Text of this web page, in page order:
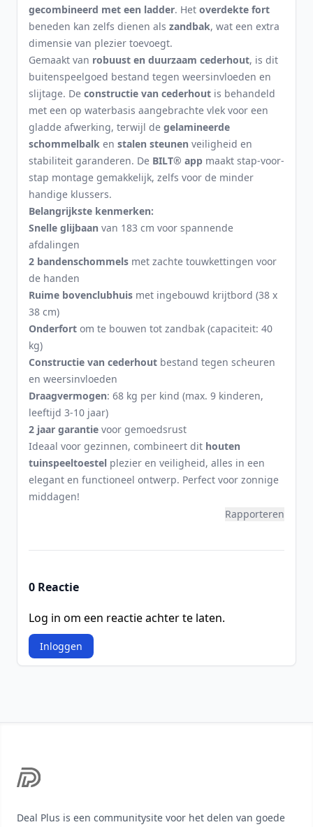
gecombineerd met een ladder. Het overdekte fort
beneden kan zelfs dienen als zandbak, wat een extra
dimensie van plezier toevoegt.
Gemaakt van robuust en duurzaam cederhout, is dit
buitenspeelgoed bestand tegen weersinvloeden en
slijtage. De constructie van cederhout is behandeld
met een op waterbasis aangebrachte vlek voor een
gladde afwerking, terwijl de gelamineerde
schommelbalk en stalen steunen veiligheid en
stabiliteit garanderen. De BILT® app maakt stap-voor-
stap montage gemakkelijk, zelfs voor de minder
handige klussers.
Belangrijkste kenmerken:
Snelle glijbaan van 183 cm voor spannende
afdalingen
2 bandenschommels met zachte touwkettingen voor
de handen
Ruime bovenclubhuis met ingebouwd krijtbord (38 x
38 cm)
Onderfort om te bouwen tot zandbak (capaciteit: 40
kg)
Constructie van cederhout bestand tegen scheuren
en weersinvloeden
Draagvermogen: 68 kg per kind (max. 9 kinderen,
leeftijd 3-10 jaar)
2 jaar garantie voor gemoedsrust
Ideaal voor gezinnen, combineert dit houten
tuinspeeltoestel plezier en veiligheid, alles in een
elegant en functioneel ontwerp. Perfect voor zonnige
middagen!
Rapporteren
0 Reactie
Log in om een reactie achter te laten.
Inloggen
Deal Plus is een communitysite voor het delen van goede